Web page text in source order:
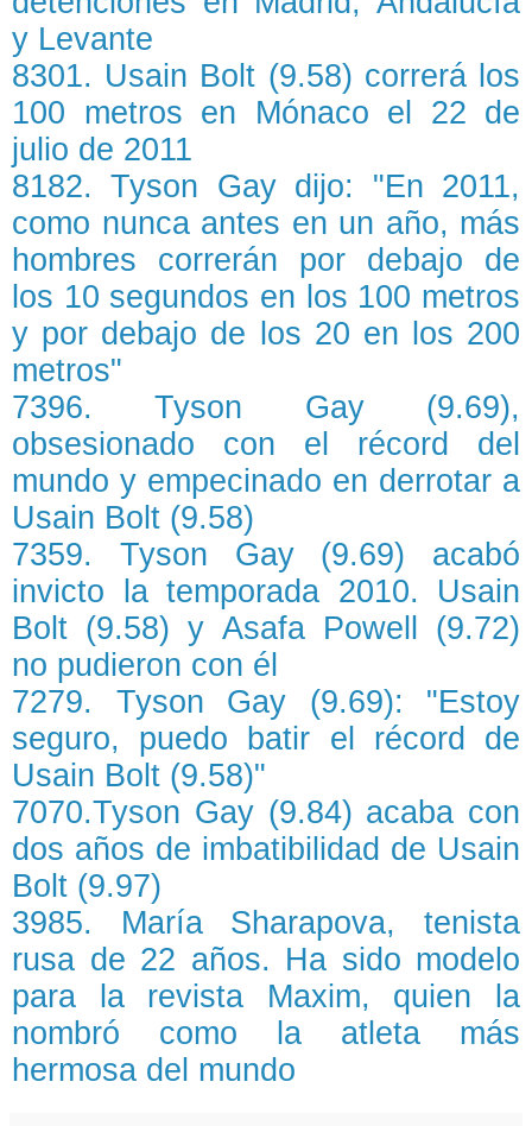
y Levante
8301. Usain Bolt (9.58) correrá los
100 metros en Mónaco el 22 de
julio de 2011
8182. Tyson Gay dijo: "En 2011,
como nunca antes en un año, más
hombres correrán por debajo de
los 10 segundos en los 100 metros
y por debajo de los 20 en los 200
metros"
7396. Tyson Gay (9.69),
obsesionado con el récord del
mundo y empecinado en derrotar a
Usain Bolt (9.58)
7359. Tyson Gay (9.69) acabó
invicto la temporada 2010. Usain
Bolt (9.58) y Asafa Powell (9.72)
no pudieron con él
7279. Tyson Gay (9.69): "Estoy
seguro, puedo batir el récord de
Usain Bolt (9.58)"
7070.Tyson Gay (9.84) acaba con
dos años de imbatibilidad de Usain
Bolt (9.97)
3985. María Sharapova, tenista
rusa de 22 años. Ha sido modelo
para la revista Maxim, quien la
nombró como la atleta más
hermosa del mundo